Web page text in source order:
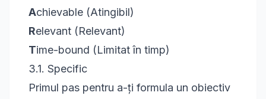
Achievable (Atingibil)
Relevant (Relevant)
Time-bound (Limitat în timp)
3.1. Specific
Primul pas pentru a-ți formula un obiectiv